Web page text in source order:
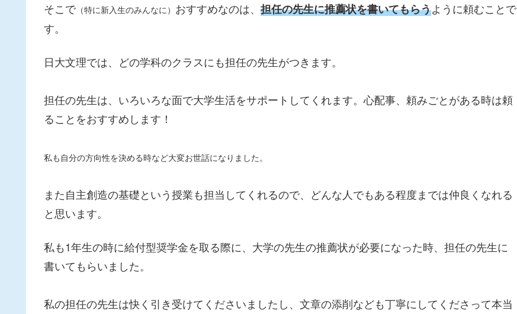
そこで（特に新入生のみんなに） おすすめなのは、 担任の先生に推薦状を書いてもらうように頼むことで
す。
日大文理では、どの学科のクラスにも担任の先生がつきます。
担任の先生は、いろいろな面で大学生活をサポートしてくれます。心配事、頼みごとがある時は頼
ることをおすすめします！
私も自分の方向性を決める時など大変お世話になりました。
また自主創造の基礎という授業も担当してくれるので、どんな人でもある程度までは仲良くなれる
と思います。
私も1年生の時に給付型奨学金を取る際に、大学の先生の推薦状が必要になった時、担任の先生に
書いてもらいました。
私の担任の先生は快く引き受けてくださいましたし、文章の添削なども丁寧にしてくださって本当